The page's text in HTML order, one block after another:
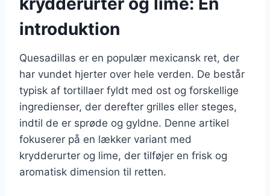
introduktion
Quesadillas er en populær mexicansk ret, der
har vundet hjerter over hele verden. De består
typisk af tortillaer fyldt med ost og forskellige
ingredienser, der derefter grilles eller steges,
indtil de er sprøde og gyldne. Denne artikel
fokuserer på en lækker variant med
krydderurter og lime, der tilføjer en frisk og
aromatisk dimension til retten.